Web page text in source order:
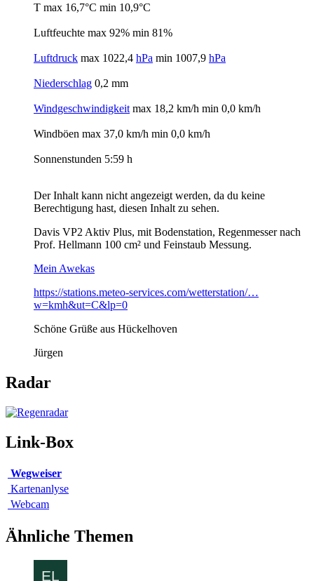
T max 16,7°C min 10,9°C
Luftfeuchte max 92% min 81%
Luftdruck max 1022,4 hPa min 1007,9 hPa
Niederschlag 0,2 mm
Windgeschwindigkeit max 18,2 km/h min 0,0 km/h
Windböen max 37,0 km/h min 0,0 km/h
Sonnenstunden 5:59 h
Der Inhalt kann nicht angezeigt werden, da du keine
Berechtigung hast, diesen Inhalt zu sehen.
Davis VP2 Aktiv Plus, mit Bodenstation, Regenmesser nach
Prof. Hellmann 100 cm² und Feinstaub Messung.
Mein Awekas
https://stations.meteo-services.com/wetterstation/…
w=kmh&ut=C&lp=0
Schöne Grüße aus Hückelhoven
Jürgen
Radar
Link-Box
Wegweiser
Kartenanlyse
Webcam
Ähnliche Themen